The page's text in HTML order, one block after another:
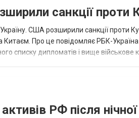
санкції проти
США розширили санкції проти
Китаєм. Про це повідомляє РБК-
списку дипломатів і вище військове
РФ після